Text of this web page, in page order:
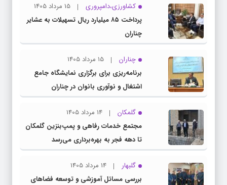
کشاورزی،دامپروری
15 مرداد 1405
پرداخت ۸۵ میلیارد ریال تسهیلات به عشایر
چناران
چناران
15 مرداد 1405
برنامه‌ریزی برای برگزاری نمایشگاه جامع
اشتغال و نوآوری بانوان در چناران
گلمکان
14 مرداد 1405
مجتمع خدمات رفاهی و پمپ‌بنزین گلمکان
تا دهه فجر به بهره‌برداری می‌رسد
گلبهار
14 مرداد 1405
بررسی مسائل آموزشی و توسعه فضاهای